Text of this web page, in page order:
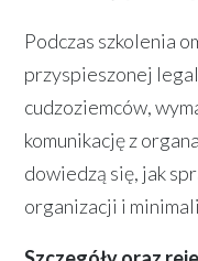
Podczas szkolenia
przyspieszonej
cudzoziemców,
komunikację z
dowiedzą się, jak
organizacji i